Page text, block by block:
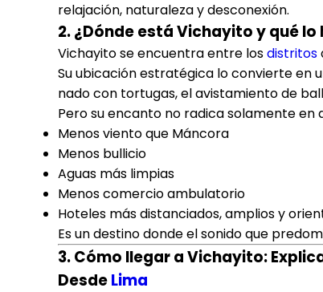
relajación, naturaleza y desconexión.
2. ¿Dónde está Vichayito y qué
Vichayito se encuentra entre losdistritos
Su ubicación estratégica lo convierte en
nado con tortugas, el avistamiento de
Pero su encanto no radica solamente en
Menos viento que Máncora
Menos bullicio
Aguas más limpias
Menos comercio ambulatorio
Hoteles más distanciados, amplios y
Es un destino donde el sonido que
3. Cómo llegar a Vichayito:
DesdeLima